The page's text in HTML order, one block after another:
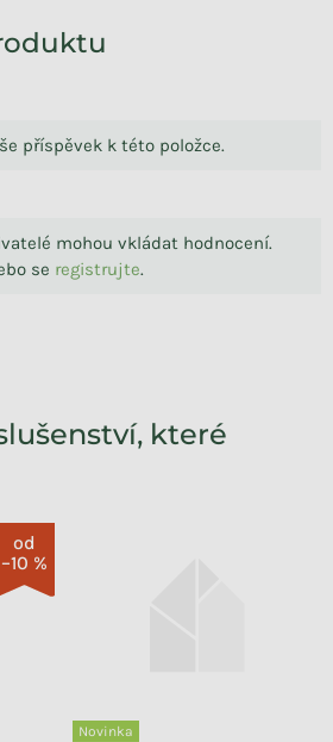
příspěvek k této položce.
mohou vkládat hodnocení.
se registrujte.
které
od
–10 %
Novinka